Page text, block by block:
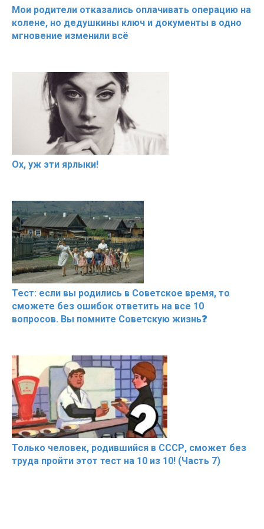
Мои родители отказались оплачивать операцию на
колене, но дедушкины ключ и документы в одно
мгновение изменили всё
Ох, уж эти ярлыки!
Тест: если вы родились в Советское время, то
сможете без ошибок ответить на все 10
вопросов. Вы помните Советскую жизнь❓
Только человек, родившийся в СССР, сможет без
труда пройти этот тест на 10 из 10! (Часть 7)